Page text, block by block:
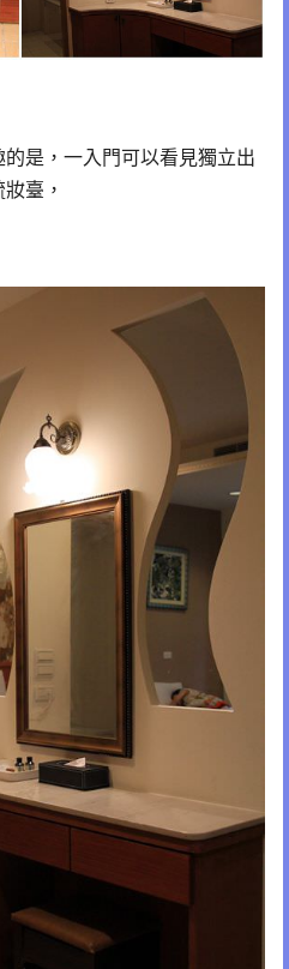
的是，一入門可以看見獨立出
臺，